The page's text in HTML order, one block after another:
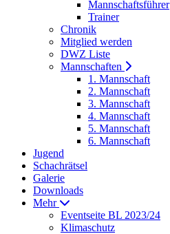
Mannschaftsführer
Trainer
Chronik
Mitglied werden
DWZ Liste
Mannschaften
1. Mannschaft
2. Mannschaft
3. Mannschaft
4. Mannschaft
5. Mannschaft
6. Mannschaft
Jugend
Schachrätsel
Galerie
Downloads
Mehr
Eventseite BL 2023/24
Klimaschutz